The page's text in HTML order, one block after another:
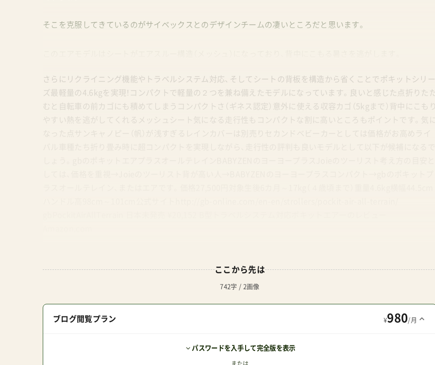
そこを克服してきているのがサイベックスとのデザインチームの凄いところだと思います。
さらにリクライニング機能やトラベルシステム対応、そしてシートの背板を構造から省くことでポキットシリー
ズ最軽量の4.6kgを実現！コンパクトで軽量の２つを兼ね備えたモデルになっています。良いと感じた点折りたた
むと自転車の前カゴにも積めてしまうコンパクトさ（ギネス認定）意外に使える収容カゴ（5kgまで）背中にこもり
やすい熱を逃がしてくれるメッシュシート気になる走行性もコンパクトな割に高いところもポイントです。気に
ここから先は
742字 / 2画像
ブログ閲覧プラン ¥980/月
パスワードを入手して完全版を表示
または